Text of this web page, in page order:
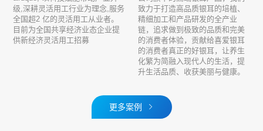
级,深耕灵活用工行业为理念,服务
全国超2 亿的灵活用工从业者。
目前为全国共享经济业态企业提
供新经济灵活用工招募
致力于打造高品质银耳的培植、
精细加工和产品研发的全产业
链，追求做到极致的品质和完美
的消费者体验，贡献给喜爱银耳
的消费者真正的好银耳，让养生
化繁为简融入现代人的生活，提
升生活品质、收获美丽与健康。
更多案例